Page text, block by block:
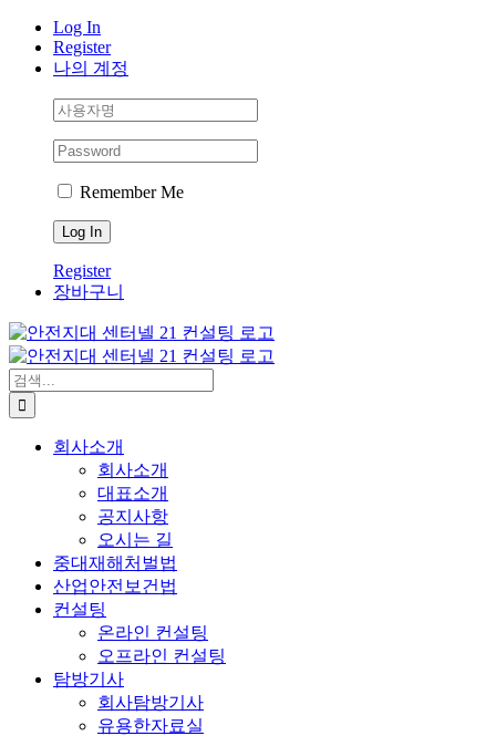
Skip
content
Log In
Register
나의 계정
Remember Me
Register
장바구니
검
색:
회사소개
회사소개
대표소개
공지사항
오시는 길
중대재해처벌법
산업안전보건법
컨설팅
온라인 컨설팅
오프라인 컨설팅
탐방기사
회사탐방기사
유용한자료실